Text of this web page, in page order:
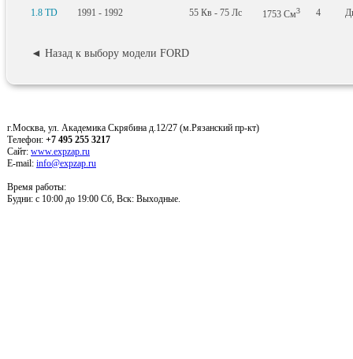
1.8 TD
1991 - 1992 55 Кв - 75 Лс 1753 См3 4
◄ Назад к выбору модели FORD
г.Москва, ул. Академика Скрябина д.12/27 (м.Рязанский пр-кт)
Телефон: +7 495 255 3217
Сайт: www.expzap.ru
E-mail: info@expzap.ru
Время работы:
Будни: c 10:00 до 19:00 Сб, Вск: Выходные.